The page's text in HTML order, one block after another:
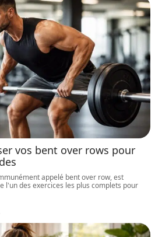
vos bent over rows pour
appelé bent over row, est
l'un des exercices les plus complets pour